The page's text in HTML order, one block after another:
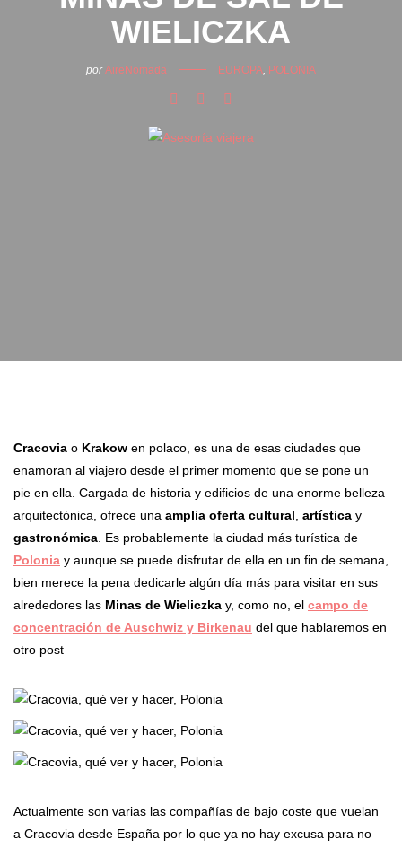
WIELICZKA
porAireNomada EUROPA POLONIA
Cracovia o Krakow en polaco, es una de esas ciudades que
enamoran al viajero desde el primer momento que se pone un
pie en ella. Cargada de historia y edificios de una enorme belleza
arquitectónica, ofrece una amplia oferta cultural artística y
gastronómica . Es probablemente la ciudad más turística de
Polonia y aunque se puede disfrutar de ella en un fin de semana,
bien merece la pena dedicarle algún día más para visitar en sus
alrededores las Minas de Wieliczka y, como no, el campo de
concentración de Auschwiz y Birkenau del que hablaremos en
otro post
Actualmente son varias las compañías de bajo coste que vuelan
a Cracovia desde España por lo que ya no hay excusa para no